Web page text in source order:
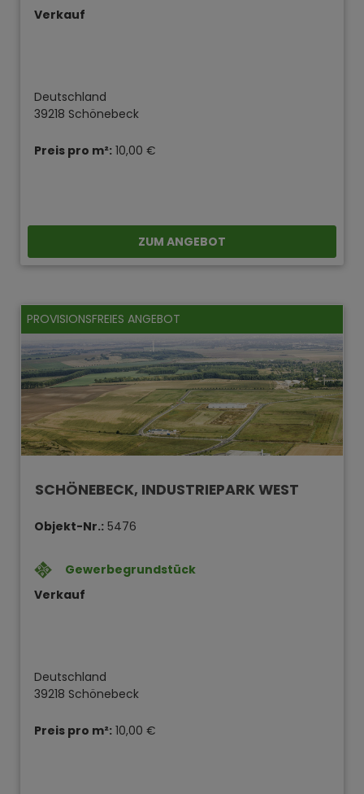
Verkauf
Deutschland
39218 Schönebeck
Preis pro m²: 10,00 €
ZUM ANGEBOT
PROVISIONSFREIES ANGEBOT
SCHÖNEBECK, INDUSTRIEPARK WEST
Objekt-Nr.: 5476
Gewerbegrundstück
Verkauf
Deutschland
39218 Schönebeck
Preis pro m²: 10,00 €